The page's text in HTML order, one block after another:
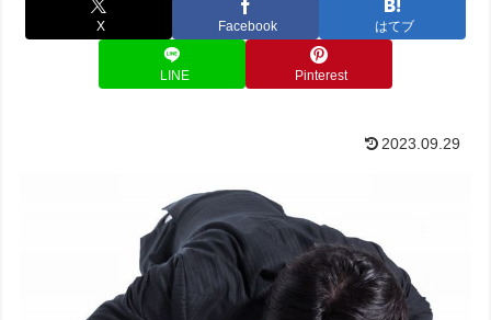
X Facebook はてブ
LINE Pinterest
2023.09.29